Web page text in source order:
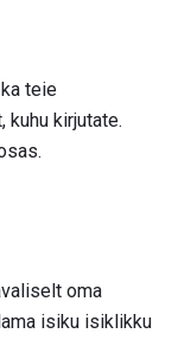
teie
kirjutate.
oma
isiku isiklikku